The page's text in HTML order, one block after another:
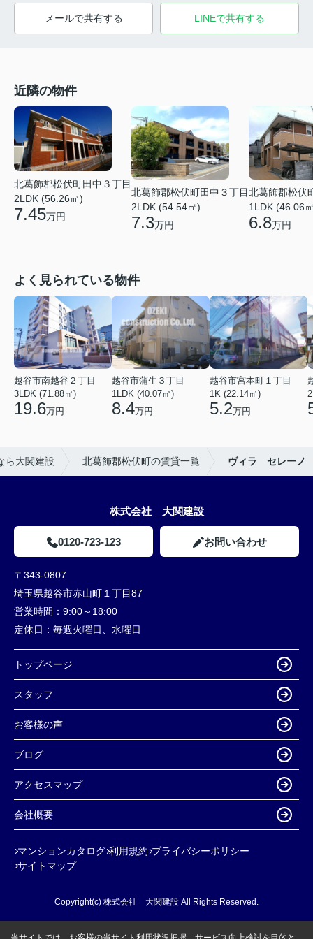
メールで共有する LINEで共有する
近隣の物件
北葛飾郡松伏町田中３丁目
2LDK (56.26㎡)
7.45万円
北葛飾郡松伏町田中３丁目
2LDK (54.54㎡)
7.3万円
北葛飾郡松伏
1LDK (46.06
6.8万円
よく見られている物件
越谷市南越谷２丁目
3LDK (71.88㎡)
19.6万円
越谷市蒲生３丁目
1LDK (40.07㎡)
8.4万円
越谷市宮本町１丁目
1K (22.14㎡)
5.2万円
ら大関建設 北葛飾郡松伏町の賃貸一覧 ヴィラ セレーノ
株式会社 大関建設
0120-723-123 お問い合わせ
〒343-0807
埼玉県越谷市赤山町１丁目87
営業時間： 9:00～18:00
定休日： 毎週火曜日、水曜日
トップページ
スタッフ
お客様の声
ブログ
アクセスマップ
会社概要
マンションカタログ 利用規約 プライバシーポリシー
サイトマップ
Copyright(c) 株式会社 大関建設 All Rights Reserved.